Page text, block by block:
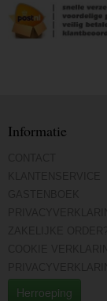
Informatie
Herroeping